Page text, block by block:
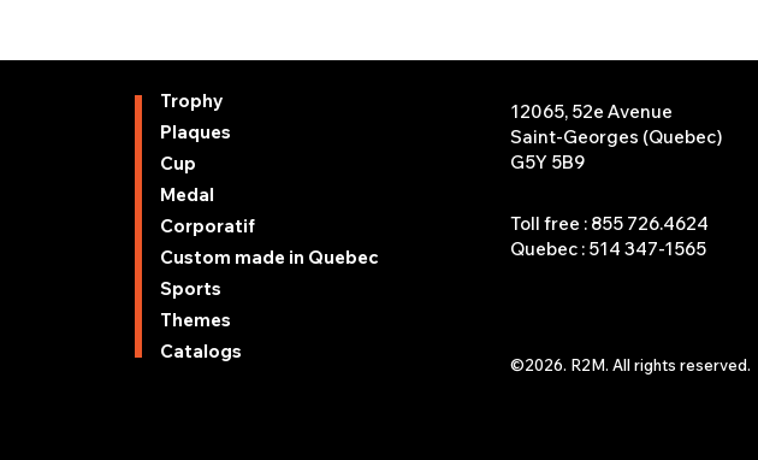
Trophy
Plaques
Cup
Medal
Corporatif
Custom made in Quebec
Sports
Themes
Catalogs
12065, 52e Avenue
Saint-Georges (Quebec)
G5Y 5B9
Toll free : 855 726.4624
Quebec : 514 347-1565
©2026. R2M. All rights reserved.